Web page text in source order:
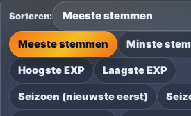
Sorteren:
Meeste stemmen Minste
Hoogste EXP Laagste EXP
Seizoen (nieuwste eerst)